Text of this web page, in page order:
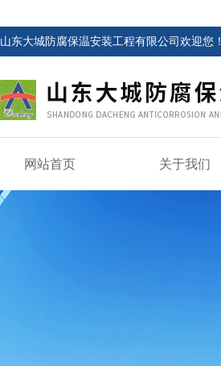
山东大城防腐保温安装工程有限公司欢迎您！
网站首页 关于我们